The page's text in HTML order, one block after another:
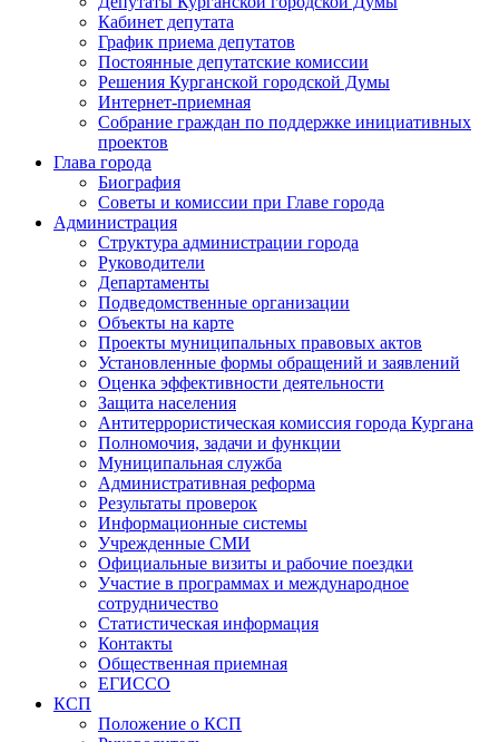
Кабинет депутата
График приема депутатов
Постоянные депутатские комиссии
Решения Курганской городской Думы
Интернет-приемная
Собрание граждан по поддержке инициативных
проектов
Глава города
Биография
Советы и комиссии при Главе города
Администрация
Структура администрации города
Руководители
Департаменты
Подведомственные организации
Объекты на карте
Проекты муниципальных правовых актов
Установленные формы обращений и заявлений
Оценка эффективности деятельности
Защита населения
Антитеррористическая комиссия города Кургана
Полномочия, задачи и функции
Муниципальная служба
Административная реформа
Результаты проверок
Информационные системы
Учрежденные СМИ
Официальные визиты и рабочие поездки
Участие в программах и международное
сотрудничество
Статистическая информация
Контакты
Общественная приемная
ЕГИССО
КСП
Положение о КСП